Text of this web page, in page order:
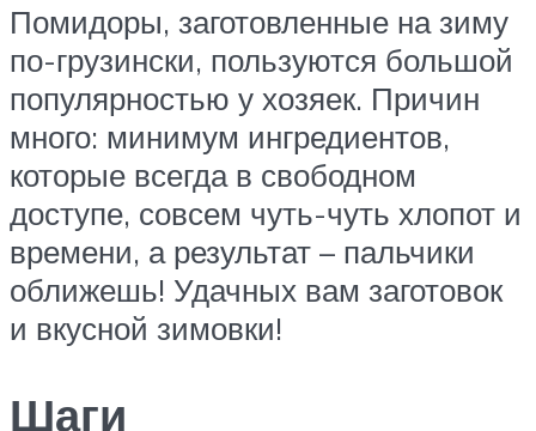
Помидоры, заготовленные на зиму
по-грузински, пользуются большой
популярностью у хозяек. Причин
много: минимум ингредиентов,
которые всегда в свободном
доступе, совсем чуть-чуть хлопот и
времени, а результат – пальчики
оближешь! Удачных вам заготовок
и вкусной зимовки!
Шаги